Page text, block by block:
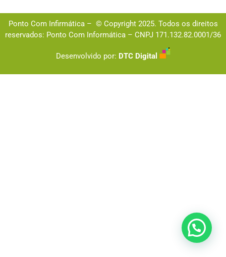
Ponto Com Infirmática – © Copyright 2025. Todos os direitos
reservados: Ponto Com Informática – CNPJ 171.132.82.0001/36
Desenvolvido por: DTC Digital